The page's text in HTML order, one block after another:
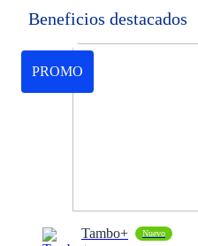
Beneficios destacados
PROMO
Tambo+ Nuevo